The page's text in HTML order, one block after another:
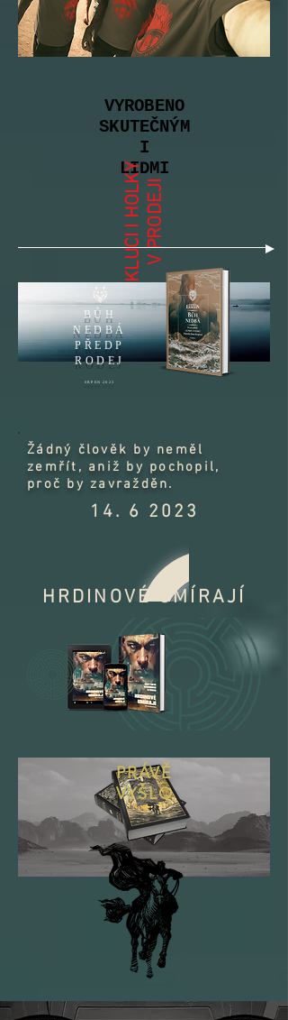
VYROBENO
SKUTEČNÝM
I
LIDMI
KLUCI I HOLKYV PRODEJI
BŮH
NEDBÁ
PŘEDP
RODEJ
SRPEN 2023
Žádný člověk by neměl
zemřít, aniž by pochopil,
proč by zavražděn.
14. 6 2023
HRDINOVÉ UMÍRAJÍ
PRÁVĚ
VYŠLO